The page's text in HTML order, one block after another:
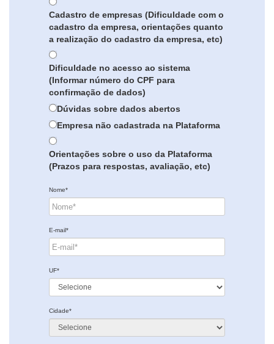
Cadastro de empresas (Dificuldade com o
cadastro da empresa, orientações quanto
a realização do cadastro da empresa, etc)
Dificuldade no acesso ao sistema
(Informar número do CPF para
confirmação de dados)
Dúvidas sobre dados abertos
Empresa não cadastrada na Plataforma
Orientações sobre o uso da Plataforma
(Prazos para respostas, avaliação, etc)
Nome*
E-mail*
UF*
Cidade*